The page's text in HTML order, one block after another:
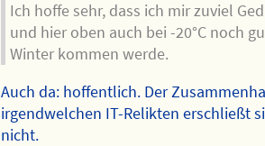
Ich hoffe sehr, dass ich mir zuviel
und hier oben auch bei -20°C noch
Winter kommen werde.
Auch da: hoffentlich. Der
irgendwelchen IT-Relikten erschließt
nicht.